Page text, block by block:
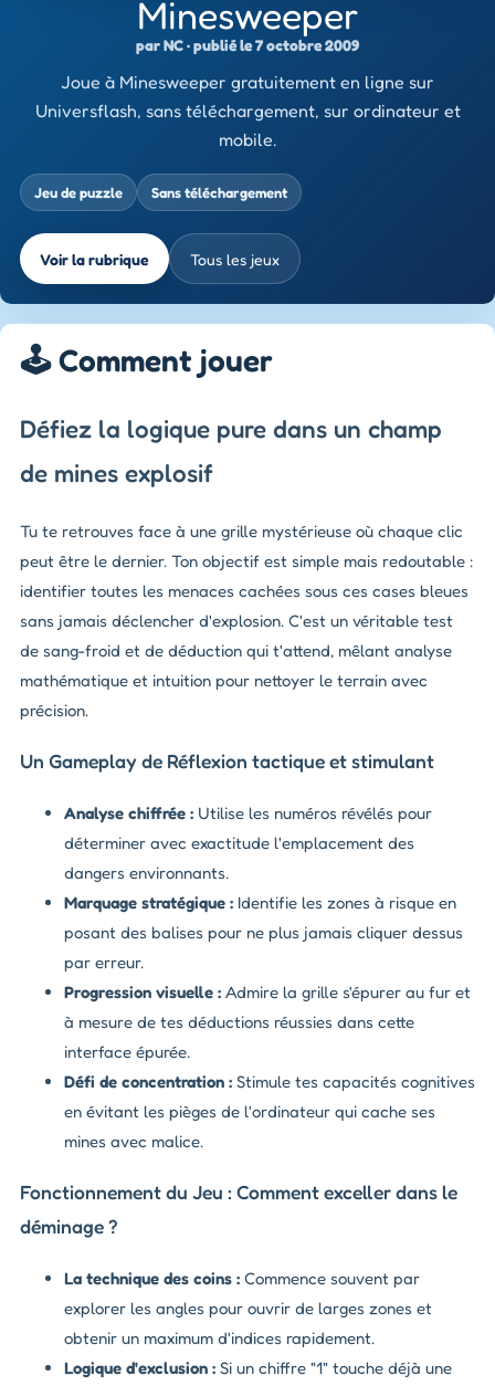
Minesweeper
par NC · publié le 7 octobre 2009
Joue à Minesweeper gratuitement en ligne sur
Universflash, sans téléchargement, sur ordinateur et
mobile.
Jeu de puzzle Sans téléchargement
Voir la rubrique Tous les jeux
🕹️ Comment jouer
Défiez la logique pure dans un champ
de mines explosif
Tu te retrouves face à une grille mystérieuse où chaque clic
peut être le dernier. Ton objectif est simple mais redoutable :
identifier toutes les menaces cachées sous ces cases bleues
sans jamais déclencher d'explosion. C'est un véritable test
de sang-froid et de déduction qui t'attend, mêlant analyse
mathématique et intuition pour nettoyer le terrain avec
précision.
Un Gameplay de Réflexion tactique et stimulant
Analyse chiffrée : Utilise les numéros révélés pour
déterminer avec exactitude l'emplacement des
dangers environnants.
Marquage stratégique : Identifie les zones à risque en
posant des balises pour ne plus jamais cliquer dessus
par erreur.
Progression visuelle : Admire la grille s'épurer au fur et
à mesure de tes déductions réussies dans cette
interface épurée.
Défi de concentration : Stimule tes capacités cognitives
en évitant les pièges de l'ordinateur qui cache ses
mines avec malice.
Fonctionnement du Jeu : Comment exceller dans le
déminage ?
La technique des coins : Commence souvent par
explorer les angles pour ouvrir de larges zones et
obtenir un maximum d'indices rapidement.
Logique d'exclusion : Si un chiffre "1" touche déjà une